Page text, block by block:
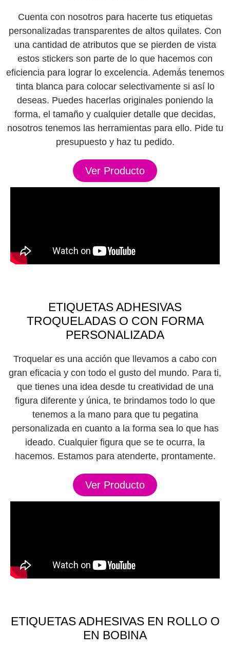
Cuenta con nosotros para hacerte tus etiquetas
personalizadas transparentes de altos quilates. Con
una cantidad de atributos que se pierden de vista
estos stickers son parte de lo que hacemos con
eficiencia para lograr lo excelencia. Además tenemos
tinta blanca para colocar selectivamente si así lo
deseas. Puedes hacerlas originales poniendo la
forma, el tamaño y cualquier detalle que decidas,
nosotros tenemos las herramientas para ello. Pide tu
presupuesto y haz tu pedido.
Ver Producto
ETIQUETAS ADHESIVAS
TROQUELADAS O CON FORMA
PERSONALIZADA
Troquelar es una acción que llevamos a cabo con
gran eficacia y con todo el gusto del mundo. Para ti,
que tienes una idea desde tu creatividad de una
figura diferente y única, te brindamos todo lo que
tenemos a la mano para que tu pegatina
personalizada en cuanto a la forma sea lo que has
ideado. Cualquier figura que se te ocurra, la
hacemos. Estamos para atenderte, prontamente.
Ver Producto
ETIQUETAS ADHESIVAS EN ROLLO O
EN BOBINA